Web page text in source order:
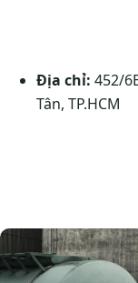
Địa chỉ: 452/
Tân, TP.HCM